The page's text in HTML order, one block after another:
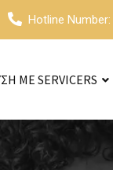
Hotline Number:
ΜΕ SERVICERS